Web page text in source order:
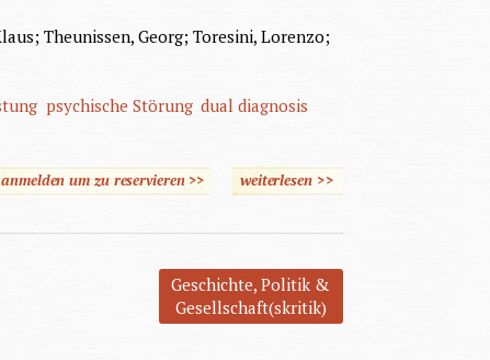
Theunissen, Georg; Toresini, Lorenzo;
psychische Störung dual diagnosis
um zu reservieren >> weiterlesenüber "END-Station"
>>
Geschichte, Politik &
Gesellschaft(skritik)